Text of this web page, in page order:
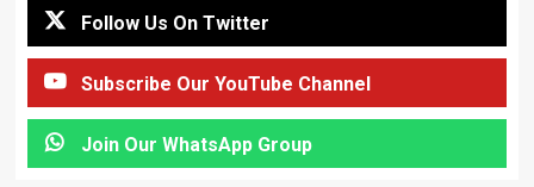
Follow Us On Twitter
Subscribe Our YouTube Channel
Join Our WhatsApp Group